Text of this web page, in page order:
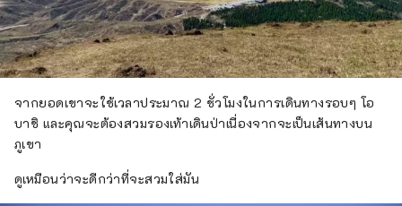
จากยอดเขาจะใช้เวลาประมาณ 2 ชั่วโมงในการเดินทางรอบๆ โอ
บาชิ และคุณจะต้องสวมรองเท้าเดินป่าเนื่องจากจะเป็นเส้นทางบน
ภูเขา
ดูเหมือนว่าจะดีกว่าที่จะสวมใส่มัน